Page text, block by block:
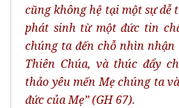
cũng không hệ tại một sự dễ
phát sinh từ một đức tin
chúng ta đến chỗ nhìn nhận
Thiên Chúa, và thúc đẩy
thảo yêu mến Mẹ chúng ta
đức của Mẹ” (GH 67).